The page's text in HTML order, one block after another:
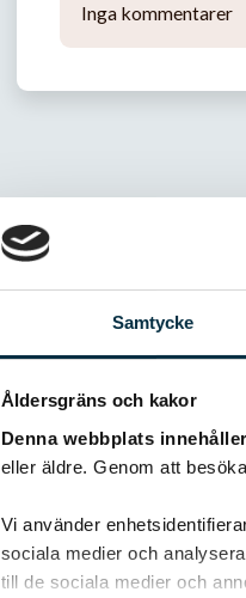
Samtycke
Åldersgräns och kakor
Denna webbplats
eller äldre. Genom att
Vi använder
sociala medier och
till de sociala medier och
Inga kommentarer